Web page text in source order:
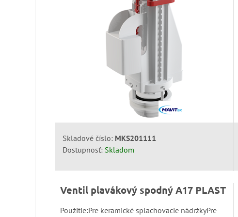
Skladové číslo: MKS201111
Dostupnosť: Skladom
Ventil plavákový spodný A17 PLAST
Použitie:Pre keramické splachovacie nádržkyPre